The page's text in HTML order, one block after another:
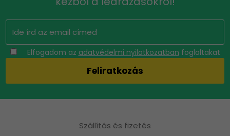
Elfogadom az adatvédelmi nyilatkozatban foglaltakat
Szállítás és fizetés